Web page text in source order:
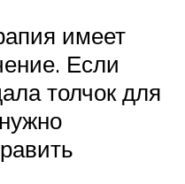
имеет
Если
толчок для